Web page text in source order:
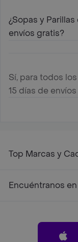
¿Sopas y
envíos gratis?
Sí, para todos
15 días de
Top Marcas y
Encuéntranos